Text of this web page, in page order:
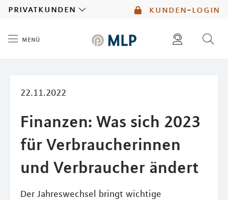
kunden-login
privatkunden
menü
22.11.2022
Finanzen: Was sich 2023
für Verbraucherinnen
und Verbraucher ändert
Der Jahreswechsel bringt wichtige